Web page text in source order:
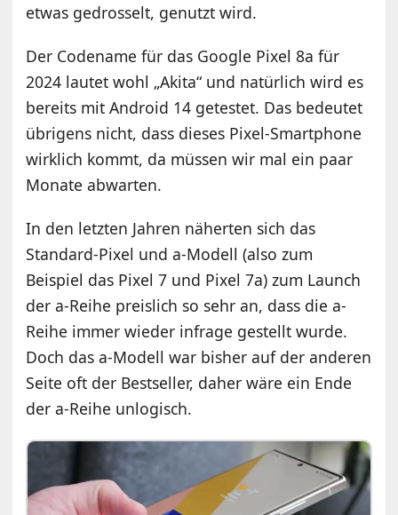
etwas gedrosselt, genutzt wird.
Der Codename für das Google Pixel 8a für
2024 lautet wohl „Akita“ und natürlich wird es
bereits mit Android 14 getestet. Das bedeutet
übrigens nicht, dass dieses Pixel-Smartphone
wirklich kommt, da müssen wir mal ein paar
Monate abwarten.
In den letzten Jahren näherten sich das
Standard-Pixel und a-Modell (also zum
Beispiel das Pixel 7 und Pixel 7a) zum Launch
der a-Reihe preislich so sehr an, dass die a-
Reihe immer wieder infrage gestellt wurde.
Doch das a-Modell war bisher auf der anderen
Seite oft der Bestseller, daher wäre ein Ende
der a-Reihe unlogisch.